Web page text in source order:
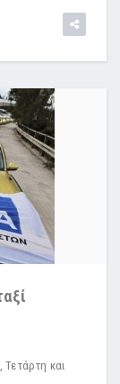
και